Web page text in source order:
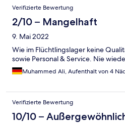
Verifizierte Bewertung
2/10 – Mangelhaft
9. Mai 2022
Wie im Flüchtlingslager keine
sowie Personal & Service. Nie
Muhammed Ali, Aufenthalt von 4
Verifizierte Bewertung
10/10 –